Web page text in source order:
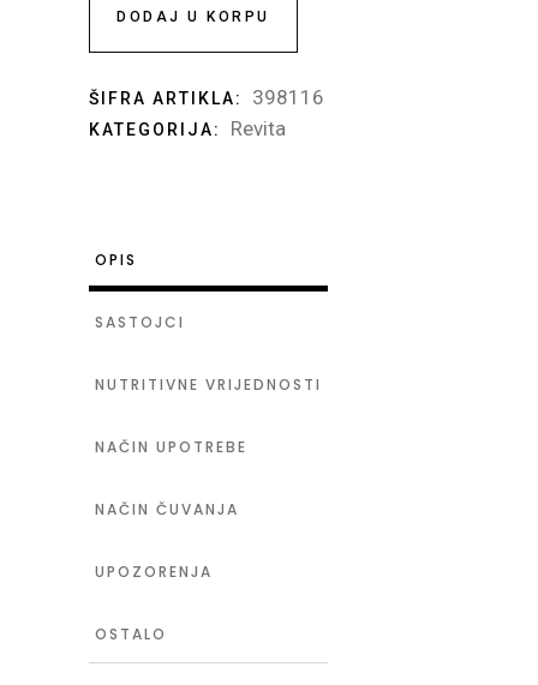
Orange
(1000g)
DODAJ U KORPU
ŠIFRA ARTIKLA: 398116
KATEGORIJA: Revita
OPIS
SASTOJCI
NUTRITIVNE VRIJEDNOSTI
NAČIN UPOTREBE
NAČIN ČUVANJA
UPOZORENJA
OSTALO